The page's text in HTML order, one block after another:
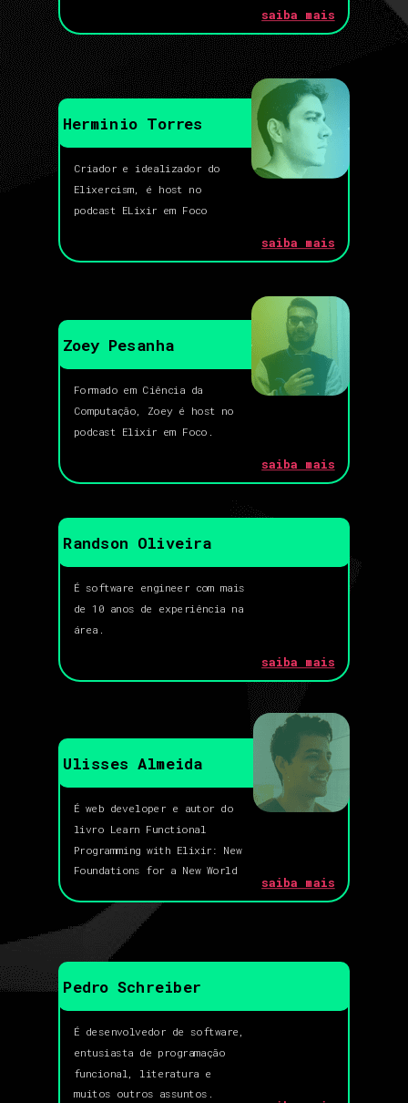
saiba mais
Herminio Torres
saiba mais
Criador e idealizador do
Elixercism, é host no
podcast ELixir em Foco
Zoey Pesanha
saiba mais
Formado em Ciência da
Computação, Zoey é host no
podcast Elixir em Foco.
Pedro Schreiber
É desenvolvedor de software,
entusiasta de programação
funcional, literatura e
muitos outros assuntos.
Ulisses Almeida
saiba mais
É web developer e autor do
livro Learn Functional
Programming with Elixir: New
Foundations for a New World
Randson Oliveira
saiba mais
É software engineer com mais
de 10 anos de experiência na
área.